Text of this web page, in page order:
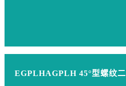
EGPLHAGPLH 45°型螺纹